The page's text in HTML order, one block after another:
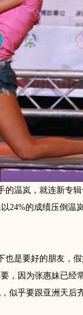
温岚，就连新专辑
24%的成绩压倒温
是要好的朋友，假
，因为张惠妹已经
似乎要跟亚洲天后